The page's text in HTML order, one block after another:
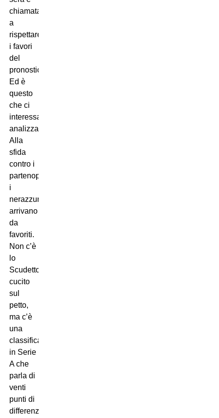
chiamata
a
rispettare
i favori
del
pronostico.
Ed è
questo
che ci
interessa
analizzare.
Alla
sfida
contro i
partenopei,
i
nerazzurri
arrivano
da
favoriti.
Non c’è
lo
Scudetto
cucito
sul
petto,
ma c’è
una
classifica
in Serie
A che
parla di
venti
punti di
differenza